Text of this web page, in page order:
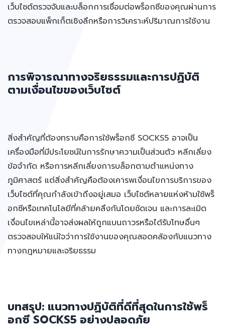
เว็บไซต์ตรวจจับและบล็อกการเชื่อมต่อพร็อกซีของคุณผ่านการ
ตรวจสอบแพ็กเก็ตเชิงลึกหรือการวิเคราะห์ปริมาณการใช้งาน
การพิจารณาทางจริยธรรมและการปฏิบัติ
ตามเงื่อนไขของเว็บไซต์
สิ่งสำคัญที่ต้องทราบคือการใช้พร็อกซี SOCKS5 อาจเป็น
เครื่องมือที่มีประโยชน์ในการรักษาความเป็นส่วนตัว หลีกเลี่ยง
ข้อจำกัด หรือการหลีกเลี่ยงการบล็อกตามตำแหน่งทาง
ภูมิศาสตร์ แต่สิ่งสำคัญคือต้องเคารพเงื่อนไขการบริการของ
เว็บไซต์ที่คุณกำลังเข้าถึงอยู่เสมอ เว็บไซต์หลายแห่งห้ามใช้พร็
อกซีหรือเทคโนโลยีที่คล้ายคลึงกันโดยชัดเจน และการละเมิด
เงื่อนไขเหล่านี้อาจส่งผลให้ถูกแบนถาวรหรือได้รับโทษอื่นๆ
ตรวจสอบให้แน่ใจว่าการใช้งานของคุณสอดคล้องกับแนวทาง
ทางกฎหมายและจริยธรรม
บทสรุป: แนวทางปฏิบัติที่ดีที่สุดในการใช้พร็
อกซี SOCKS5 อย่างปลอดภัย